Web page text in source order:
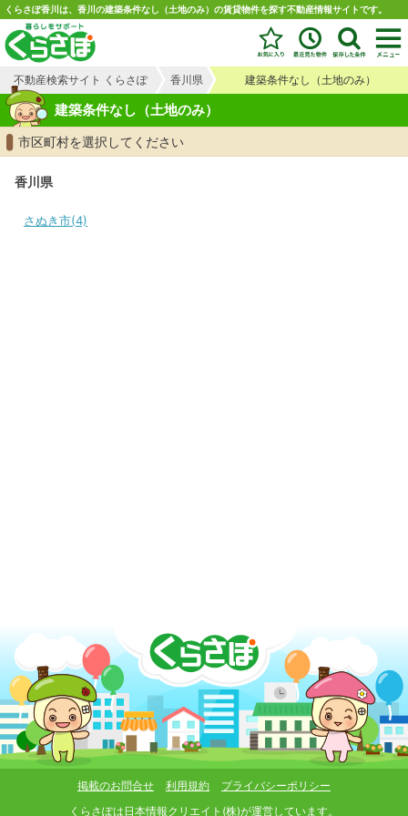
くらさぽ香川は、香川の建築条件なし（土地のみ）の賃貸物件を探す不動産情報サイトです。
不動産検索サイト くらさぽ 香川県 建築条件なし（土地のみ）
建築条件なし（土地のみ）
市区町村を選択してください
香川県
さぬき市(4)
掲載のお問合せ 利用規約
プライバシーポリシー
くらさぽは 日本情報クリエイト(株)が運営しています。